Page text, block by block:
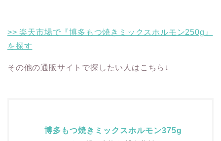
>> 楽天市場で『博多もつ焼きミックスホルモン250g』
を探す
その他の通販サイトで探したい人はこちら↓
博多もつ焼きミックスホルモン375g